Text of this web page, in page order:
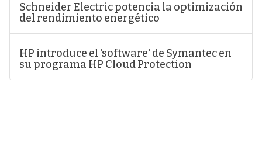
Schneider Electric potencia la optimización
del rendimiento energético
HP introduce el 'software' de Symantec en
su programa HP Cloud Protection